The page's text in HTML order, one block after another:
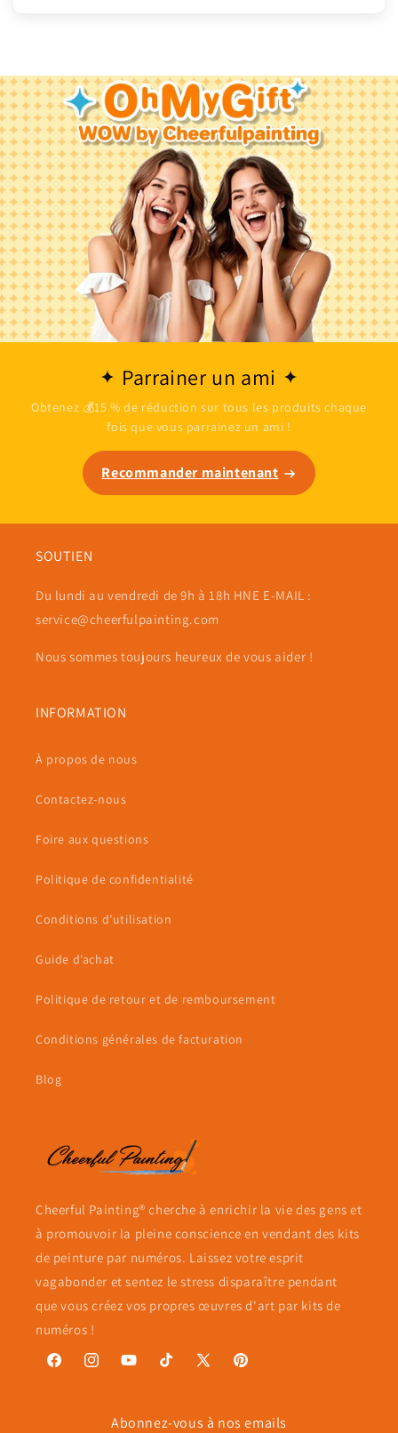
Parrainer un ami
Obtenez 💰15 % de réduction sur tous les produits chaque
fois que vous parrainez un ami !
Recommander maintenant
SOUTIEN
Du lundi au vendredi de 9h à 18h HNE E-MAIL :
service@cheerfulpainting.com
Nous sommes toujours heureux de vous aider !
INFORMATION
À propos de nous
Contactez-nous
Foire aux questions
Politique de confidentialité
Conditions d’utilisation
Guide d’achat
Politique de retour et de remboursement
Conditions générales de facturation
Blog
Cheerful Painting® cherche à enrichir la vie des gens et
à promouvoir la pleine conscience en vendant des kits
de peinture par numéros. Laissez votre esprit
vagabonder et sentez le stress disparaître pendant
que vous créez vos propres œuvres d'art par kits de
numéros !
FacebookInstagramYouTubeTikTok
X
Pinterest
Abonnez-vous à nos emails